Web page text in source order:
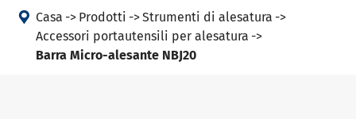
 Casa Prodotti
Strumenti di alesatura
Accessori portautensili per alesatura
Barra Micro-alesante NBJ20